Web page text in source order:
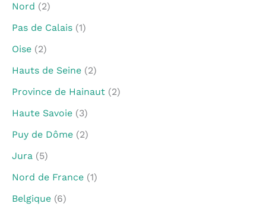
Nord (2)
Pas de Calais (1)
Oise (2)
Hauts de Seine (2)
Province de Hainaut (2)
Haute Savoie (3)
Puy de Dôme (2)
Jura (5)
Nord de France (1)
Belgique (6)